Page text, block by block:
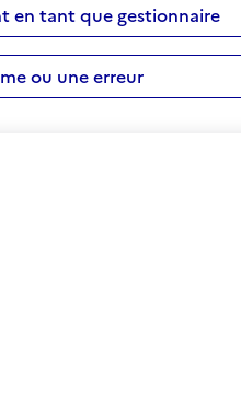
en tant que gestionnaire
ou une erreur